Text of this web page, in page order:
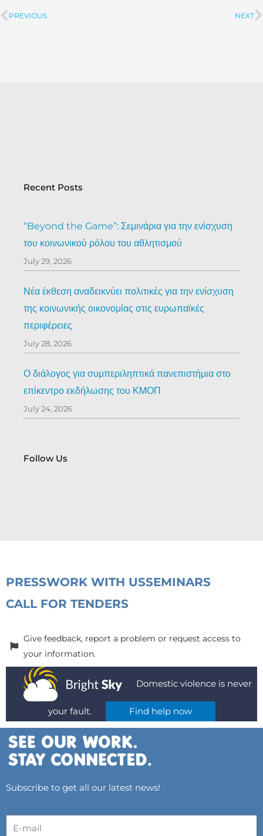
Prev
PREVIOUS NEXT
Recent Posts
“Beyond the Game”: Σεμινάρια για την ενίσχυση
του κοινωνικού ρόλου του αθλητισμού
July 29, 2026
Νέα έκθεση αναδεικνύει πολιτικές για την ενίσχυση
της κοινωνικής οικονομίας στις ευρωπαϊκές
περιφέρειες
July 28, 2026
Ο διάλογος για συμπεριληπτικά πανεπιστήμια στο
επίκεντρο εκδήλωσης του ΚΜΟΠ
July 24, 2026
Follow Us
PRESSWORK WITH USSEMINARS
CALL FOR TENDERS
Give feedback, report a problem or request access to
your information.
Domestic violence is never
your fault. Find help now
Subscribe to get all our latest news!